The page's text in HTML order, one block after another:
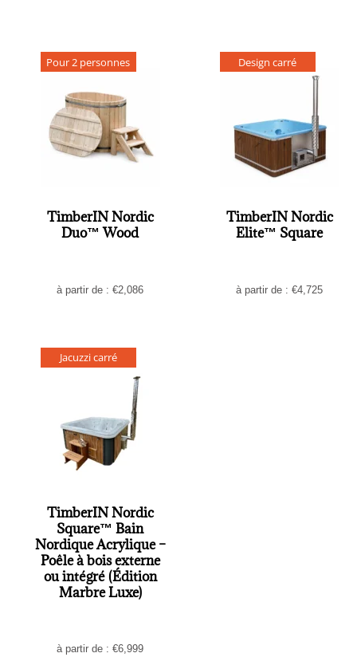
Pour 2 personnes
TimberIN Nordic
Duo™ Wood
à partir de : €2,086
Design carré
TimberIN Nordic
Elite™ Square
à partir de : €4,725
Jacuzzi carré
TimberIN Nordic
Square™ Bain
Nordique Acrylique –
Poêle à bois externe
ou intégré (Édition
Marbre Luxe)
à partir de : €6,999